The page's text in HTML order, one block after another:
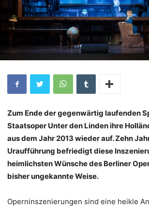
Zum Ende der gegenwärtig laufenden
Staatsoper Unter den Linden ihre
aus dem Jahr 2013 wieder auf. Zehn
Uraufführung befriedigt diese
heimlichsten Wünsche des Berliner
bisher ungekannte Weise.
Operninszenierungen sind eine heikle